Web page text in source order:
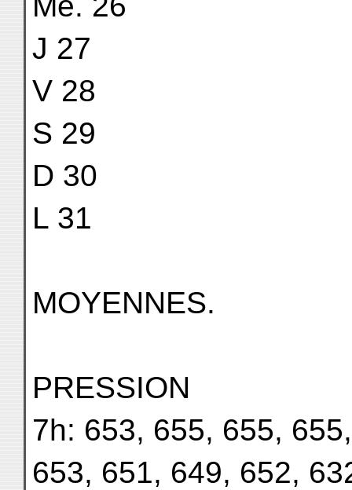
J 27
V 28
S 29
D 30
L 31
MOYENNES.
PRESSION
7h: 653, 655, 655,
653, 651, 649, 652,